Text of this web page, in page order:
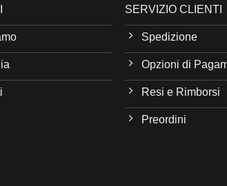
SERVIZIO CLIENTI
Spedizione
Opzioni di
Resi e Rimborsi
Preordini